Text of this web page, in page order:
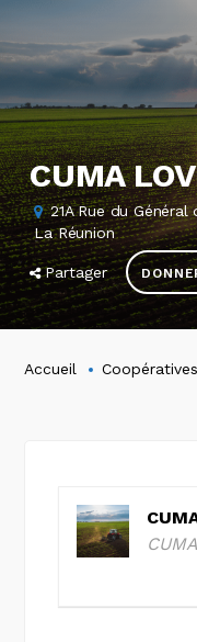
CUMA
21A Rue du
La Réunion
Partager
Accueil